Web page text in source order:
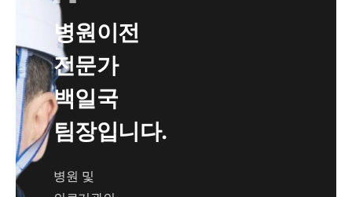
병원이전
전문가
백일국
팀장입니다.
병원 및